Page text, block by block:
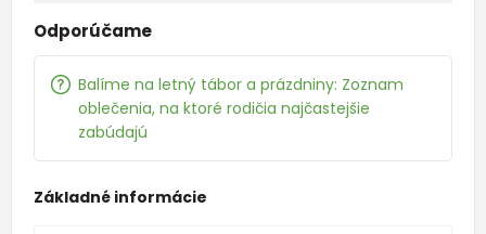
Odporúčame
Balíme na letný tábor a prázdniny: Zoznam
oblečenia, na ktoré rodičia najčastejšie
zabúdajú
Základné informácie